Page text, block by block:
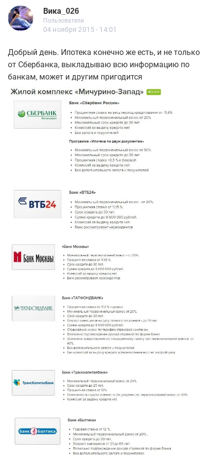
Вика_026
Вика_026
Пользователи
Новичок
Пользователи
5 сообщений
04 ноября 2015 - 14:01
Добрый день. Ипотека конечно же есть, и не только
от Сбербанка, выкладываю всю информацию по
банкам, может и другим пригодится